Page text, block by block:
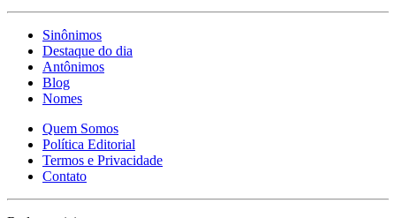
Sinônimos
Destaque do dia
Antônimos
Blog
Nomes
Quem Somos
Política Editorial
Termos e Privacidade
Contato